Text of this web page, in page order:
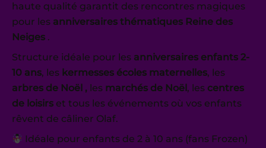
haute qualité garantit des rencontres magiques
pour les anniversaires thématiques Reine des
Neiges .
Structure idéale pour les anniversaires enfants 2-
10 ans, les kermesses écoles maternelles, les
arbres de Noël , les marchés de Noël , les centres
de loisirs et tous les événements où vos enfants
rêvent de câliner Olaf.
Idéale pour enfants de 2 à 10 ans (fans Frozen)